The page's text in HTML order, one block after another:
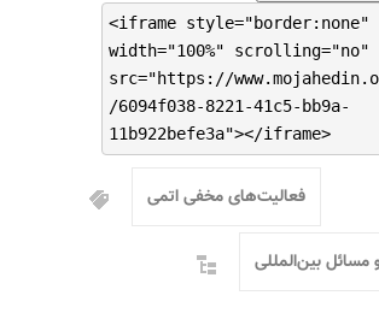
<iframe style="border:none"
width="100%" scrolling="no"
src="https://
/6094f038-8221-41c5-bb9a-
11b922befe3a"></iframe>
فعالیت‌های مخفی اتمی
مسائل بین‌المللی